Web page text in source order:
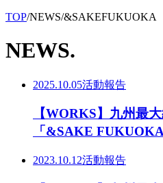
TOP/NEWS/&SAKEFUKUOKA
NEWS.
2025.10.05活動報告
【WORKS】九州最
「&SAKE
2023.10.12活動報告